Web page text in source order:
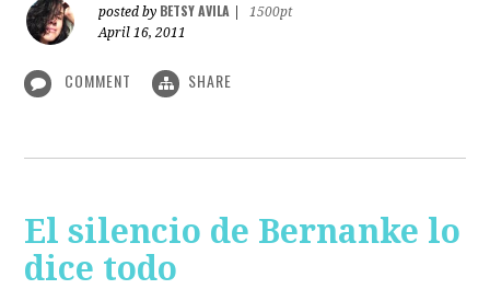
posted by BETSY AVILA
1500pt
April 16, 2011
COMMENT SHARE
El silencio de Bernanke lo
dice todo